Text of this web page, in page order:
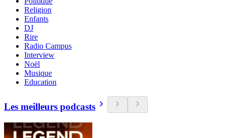
Religion
Enfants
DJ
Rire
Radio Campus
Interview
Noël
Musique
Education
Les meilleurs podcasts